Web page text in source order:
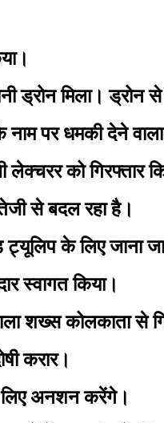
ड्रोन मिला। ड्रोन
पर धमकी देने वाला
को गिरफ्तार
से बदल रहा है।
के लिए जाना
स्वागत किया।
शख्स कोलकाता से
करार।
लिए अनशन करेंगे।